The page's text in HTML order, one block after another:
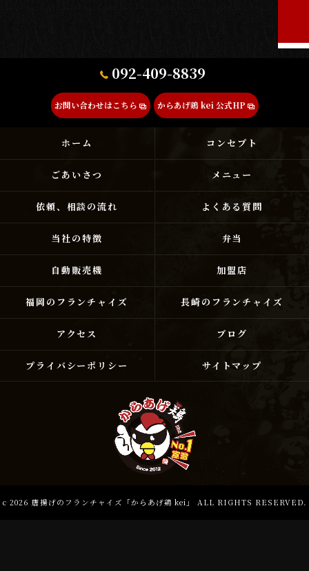
092-409-8839
お問い合わせはこちら からあげ鶏 kei 公式HP
ホーム コンセプト
ごあいさつ メニュー
依頼、相談の流れ よくある質問
当社の特徴 弁当
自動販売機 加盟店
福岡のフランチャイズ 長崎のフランチャイズ
アクセス ブログ
プライバシーポリシー サイトマップ
c 2026 唐揚げのフランチャイズ「からあげ鶏 kei」 ALL RIGHTS RESERVED.